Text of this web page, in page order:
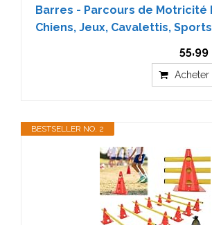
Barres - Parcours de Motricité
Chiens, Jeux, Cavalettis,
55,99
Acheter
BESTSELLER NO. 2